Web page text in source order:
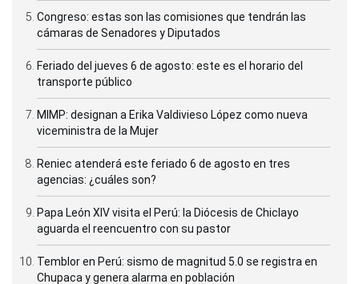
Congreso: estas son las comisiones que tendrán las
cámaras de Senadores y Diputados
Feriado del jueves 6 de agosto: este es el horario del
transporte público
MIMP: designan a Erika Valdivieso López como nueva
viceministra de la Mujer
Reniec atenderá este feriado 6 de agosto en tres
agencias: ¿cuáles son?
Papa León XIV visita el Perú: la Diócesis de Chiclayo
aguarda el reencuentro con su pastor
Temblor en Perú: sismo de magnitud 5.0 se registra en
Chupaca y genera alarma en población